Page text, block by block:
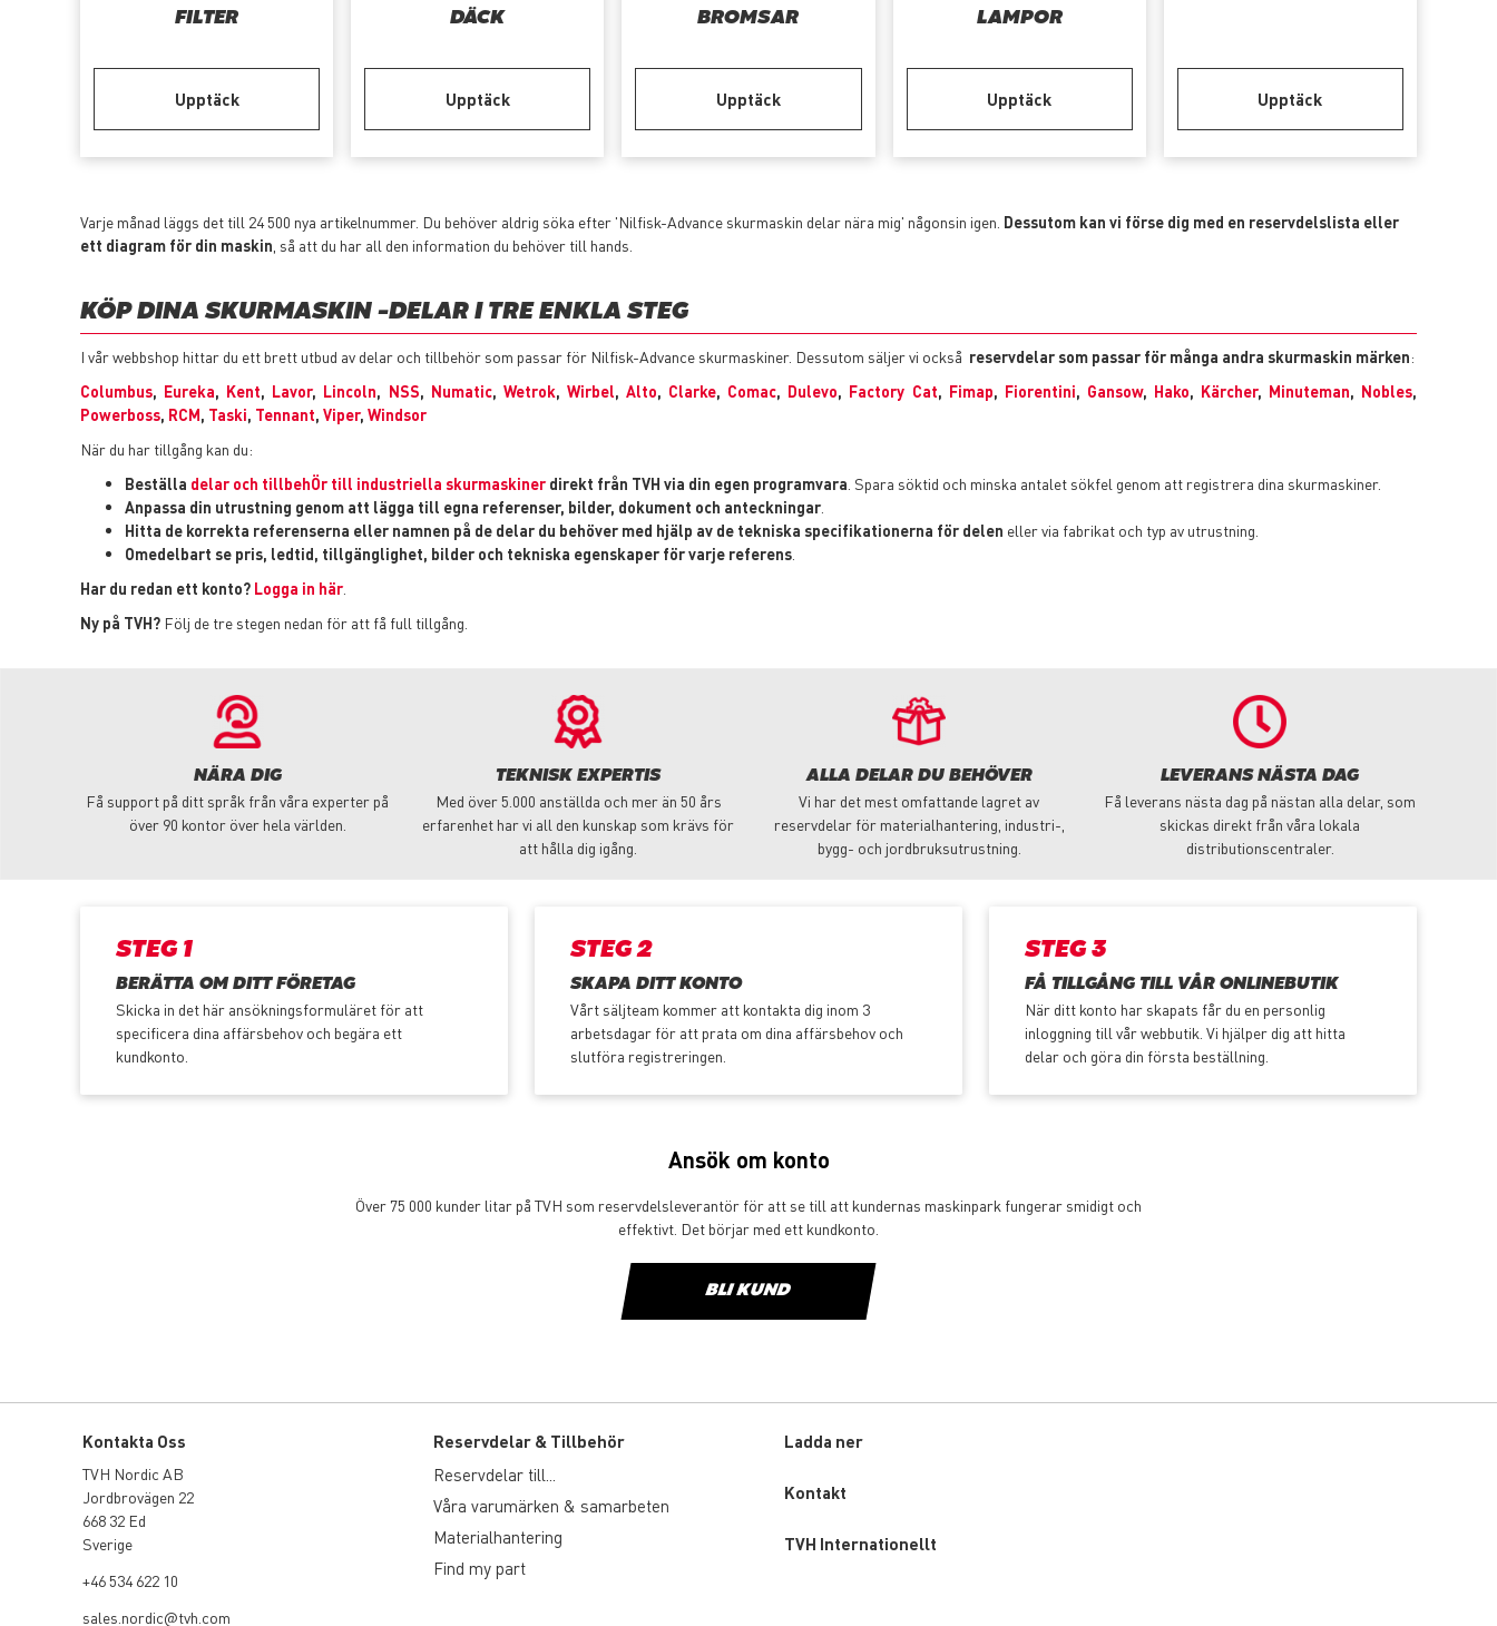
FILTER
Upptäck
DÄCK
Upptäck
BROMSAR
Upptäck
LAMPOR
Upptäck Upptäck
Varje månad läggs det till 24 500 nya artikelnummer. Du behöver aldrig söka efter 'Nilfisk-Advance skurmaskin delar nära mig' någonsin igen. Dessutom kan vi förse dig med en reservdelslista eller
ett diagram för din maskin , så att du har all den information du behöver till hands.
KÖP DINA SKURMASKIN -DELAR I TRE ENKLA STEG
I vår webbshop hittar du ett brett utbud av delar och tillbehör som passar för Nilfisk-Advance skurmaskiner. Dessutom säljer vi också reservdelar som passar för många andra skurmaskin märken:
Columbus, Eureka, Kent, Lavor, Lincoln, NSS, Numatic, Wetrok, Wirbel, Alto, Clarke, Comac, Dulevo, Factory Cat, Fimap, Fiorentini, Gansow, Hako, Kärcher, Minuteman, Nobles,
Powerboss, RCM, Taski, Tennant, Viper, Windsor
När du har tillgång kan du:
Beställa delar och tillbehÖr till industriella skurmaskiner direkt från TVH via din egen programvara . Spara söktid och minska antalet sökfel genom att registrera dina skurmaskiner.
Anpassa din utrustning genom att lägga till egna referenser, bilder, dokument och anteckningar
Hitta de korrekta referenserna eller namnen på de delar du behöver med hjälp av de tekniska specifikationerna för delen eller via fabrikat och typ av utrustning.
Omedelbart se pris, ledtid, tillgänglighet, bilder och tekniska egenskaper för varje referens
Har du redan ett konto? Logga in här
Ny på TVH? Följ de tre stegen nedan för att få full tillgång.
NÄRA DIG
Få support på ditt språk från våra experter på
över 90 kontor över hela världen.
TEKNISK EXPERTIS
Med över 5.000 anställda och mer än 50 års
erfarenhet har vi all den kunskap som krävs för
att hålla dig igång.
ALLA DELAR DU BEHÖVER
Vi har det mest omfattande lagret av
reservdelar för materialhantering, industri-,
bygg- och jordbruksutrustning.
LEVERANS NÄSTA DAG
Få leverans nästa dag på nästan alla delar, som
skickas direkt från våra lokala
distributionscentraler.
STEG 1
BERÄTTA OM DITT FÖRETAG
Skicka in det här ansökningsformuläret för att
specificera dina affärsbehov och begära ett
kundkonto.
STEG 2
SKAPA DITT KONTO
Vårt säljteam kommer att kontakta dig inom 3
arbetsdagar för att prata om dina affärsbehov och
slutföra registreringen.
STEG 3
FÅ TILLGÅNG TILL VÅR ONLINEBUTIK
När ditt konto har skapats får du en personlig
inloggning till vår webbutik. Vi hjälper dig att hitta
delar och göra din första beställning.
Ansök om konto
Över 75 000 kunder litar på TVH som reservdelsleverantör för att se till att kundernas maskinpark fungerar smidigt och
effektivt. Det börjar med ett kundkonto.
BLI KUND
Kontakta Oss
TVH Nordic AB
Jordbrovägen 22
668 32 Ed
Sverige
+46 534 622 10
sales.nordic@tvh.com
Reservdelar & Tillbehör
Reservdelar till...
Våra varumärken & samarbeten
Materialhantering
Find my part
Ladda ner
Custom
Kontakt
TVH Internationellt